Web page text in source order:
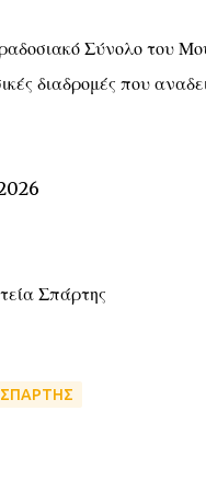
Σύνολο του
διαδρομές που
Σπάρτης